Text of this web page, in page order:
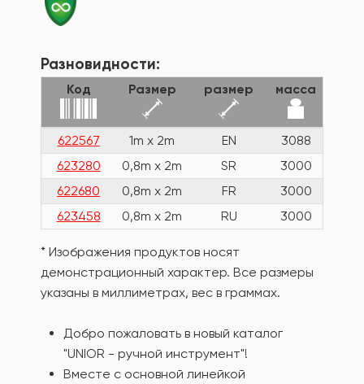
Разновидности:
Код Размер размер масса
622567 1m x 2m EN
3088
623280
0,8m x 2m SR
3000
622680
0,8m x 2m FR
3000
623458
0,8m x 2m RU 3000
* Изображения продуктов носят
демонстрационный характер. Все размеры
указаны в миллиметрах, вес в граммах.
Добро пожаловать в новый каталог
"UNIOR - ручной инструмент"!
Вместе с основной линейкой